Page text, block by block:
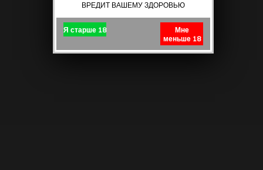
ВРЕДИТ ВАШЕМУ ЗДОРОВЬЮ
Я старше 18
Мне
меньше 18